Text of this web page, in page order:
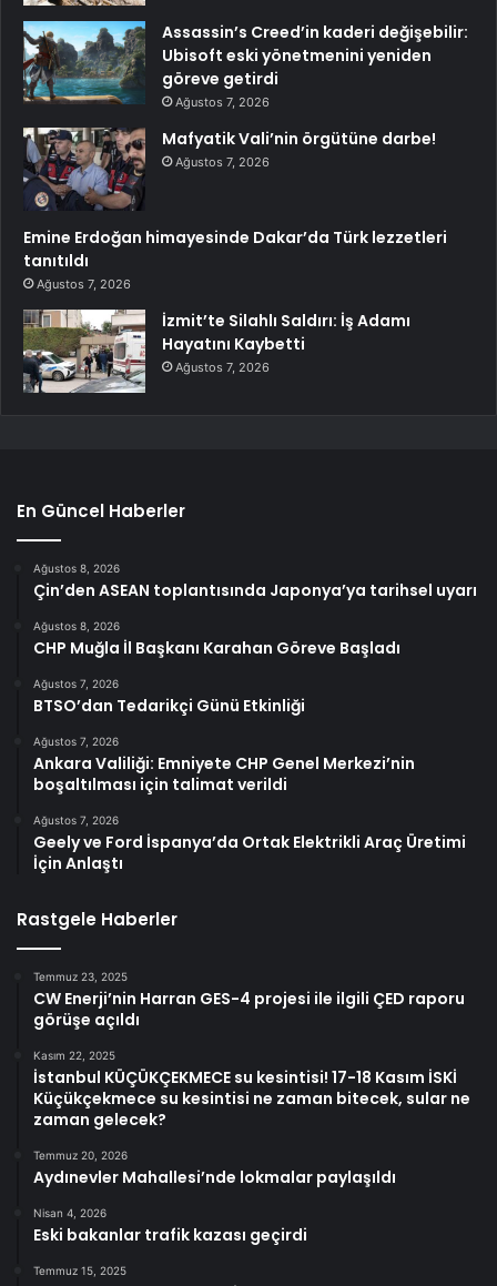
Assassin’s Creed’in kaderi değişebilir:
Ubisoft eski yönetmenini yeniden
göreve getirdi
Ağustos 7, 2026
Mafyatik Vali’nin örgütüne darbe!
Ağustos 7, 2026
Emine Erdoğan himayesinde Dakar’da Türk lezzetleri
tanıtıldı
Ağustos 7, 2026
İzmit’te Silahlı Saldırı: İş Adamı
Hayatını Kaybetti
Ağustos 7, 2026
En Güncel Haberler
Ağustos 8, 2026
Çin’den ASEAN toplantısında Japonya’ya tarihsel uyarı
Ağustos 8, 2026
CHP Muğla İl Başkanı Karahan Göreve Başladı
Ağustos 7, 2026
BTSO’dan Tedarikçi Günü Etkinliği
Ağustos 7, 2026
Ankara Valiliği: Emniyete CHP Genel Merkezi’nin
boşaltılması için talimat verildi
Ağustos 7, 2026
Geely ve Ford İspanya’da Ortak Elektrikli Araç Üretimi
İçin Anlaştı
Rastgele Haberler
Temmuz 23, 2025
CW Enerji’nin Harran GES-4 projesi ile ilgili ÇED raporu
görüşe açıldı
Kasım 22, 2025
İstanbul KÜÇÜKÇEKMECE su kesintisi! 17-18 Kasım İSKİ
Küçükçekmece su kesintisi ne zaman bitecek, sular ne
zaman gelecek?
Temmuz 20, 2026
Aydınevler Mahallesi’nde lokmalar paylaşıldı
Nisan 4, 2026
Eski bakanlar trafik kazası geçirdi
Temmuz 15, 2025